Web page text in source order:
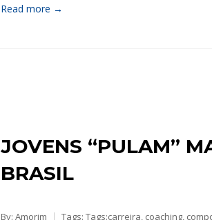
Read more →
JOVENS “PULAM”
BRASIL
By: Amorim Tags: Tags:carreira, coaching,